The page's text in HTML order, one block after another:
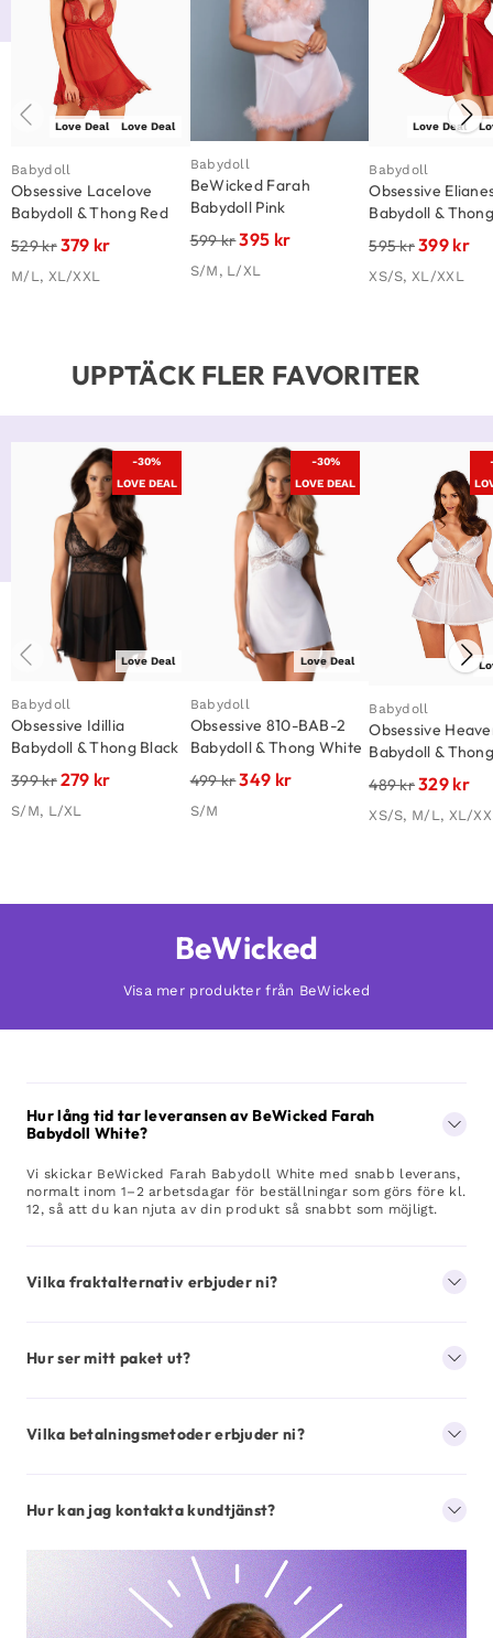
Love Deal
Love Deal
Babydoll
Obsessive Lacelove
Babydoll & Thong Red
529kr379 kr
M/L, XL/XXL
Babydoll
BeWicked Farah
Babydoll Pink
599kr395 kr
S/M, L/XL
Love Deal
Babydoll
Obsessive
Babydoll &
595kr399 kr
XS/S, XL/XXL
UPPTÄCK FLER FAVORITER
-30%
LOVE DEAL
Love Deal
Babydoll
Obsessive Idillia
Babydoll & Thong Black
399kr279 kr
S/M, L/XL
-30%
LOVE DEAL
Love Deal
Babydoll
Obsessive 810-BAB-2
Babydoll & Thong White
499kr349 kr
S/M
Babydoll
Obsessive
Babydoll &
489kr329 kr
XS/S, M/L, XL/
BeWicked
Visa mer produkter från BeWicked
Hur lång tid tar leveransen av BeWicked Farah
Babydoll White?
Vi skickar BeWicked Farah Babydoll White med snabb leverans,
normalt inom 1–2 arbetsdagar för beställningar som görs före kl.
12, så att du kan njuta av din produkt så snabbt som möjligt.
Vilka fraktalternativ erbjuder ni?
Hur ser mitt paket ut?
Vilka betalningsmetoder erbjuder ni?
Hur kan jag kontakta kundtjänst?